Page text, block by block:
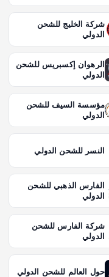
شركة الخليج للشحن
الدولي
الرهوان إكسبريس للشحن
الدولي
مؤسسة السيف للشحن
الدولي
النسر للشحن الدولي
الفارس الذهبي للشحن
الدولي
شركة الفارس للشحن
الدولي
حول العالم للشحن الدولي